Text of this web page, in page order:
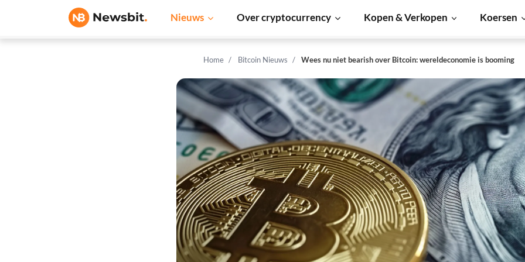
Nieuws Over cryptocurrency Kopen & Verkopen Koersen
Home Bitcoin Nieuws Wees nu niet bearish over Bitcoin: wereldeconomie is booming